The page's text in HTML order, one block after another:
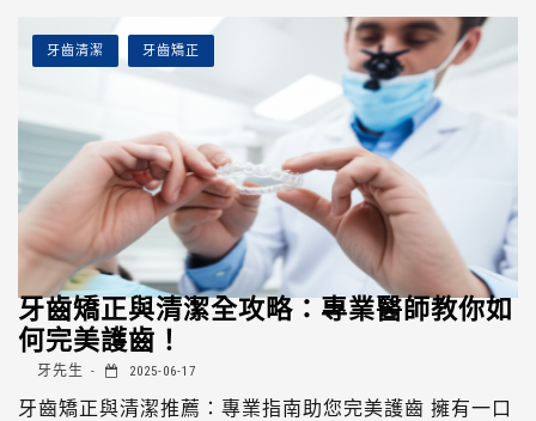
牙齒清潔 牙齒矯正
牙齒矯正與清潔全攻略：專業醫師教你如
何完美護齒！
牙先生 2025-06-17
牙齒矯正與清潔推薦：專業指南助您完美護齒 擁有一口